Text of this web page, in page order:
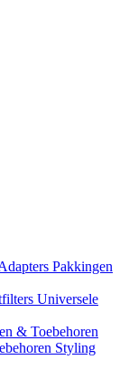
Pakkingen
Universele
& Toebehoren
Styling